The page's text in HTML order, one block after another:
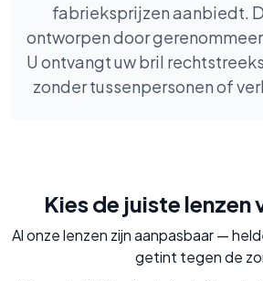
fabrieksprijzen aanbiedt.
ontworpen door
U ontvangt uw bril
zonder tussenpersonen of
Kies de juiste lenzen
Al onze lenzen zijn aanpasbaar —
getint tegen de